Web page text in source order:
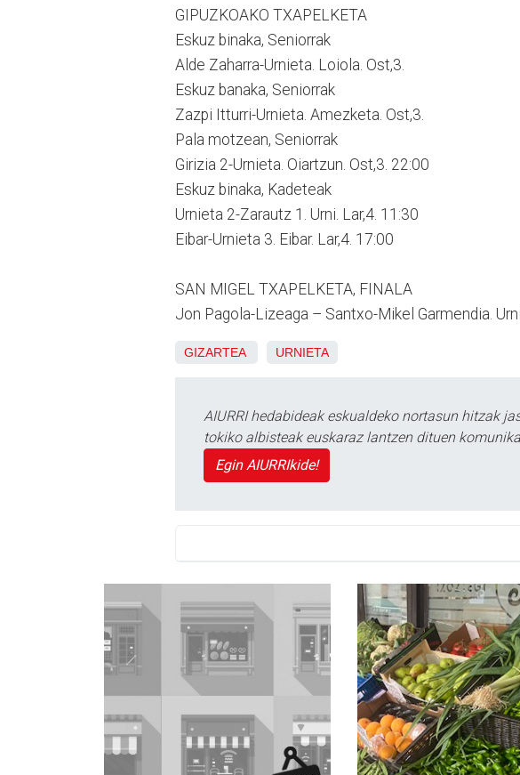
GIPUZKOAKO TXAPELKETA
Eskuz binaka, Seniorrak
Alde Zaharra-Urnieta. Loiola. Ost,3.
Eskuz banaka, Seniorrak
Zazpi Itturri-Urnieta. Amezketa. Ost,3.
Pala motzean, Seniorrak
Girizia 2-Urnieta. Oiartzun. Ost,3. 22:00
Eskuz binaka, Kadeteak
Urnieta 2-Zarautz 1. Urni. Lar,4. 11:30
Eibar-Urnieta 3. Eibar. Lar,4. 17:00
SAN MIGEL TXAPELKETA, FINALA
Jon Pagola-Lizeaga – Santxo-Mikel Garmendia.
GIZARTEA URNIETA
AIURRI hedabideak eskualdeko nortasun hitzak
tokiko albisteak euskaraz lantzen dituen
Egin AIURRIkide!